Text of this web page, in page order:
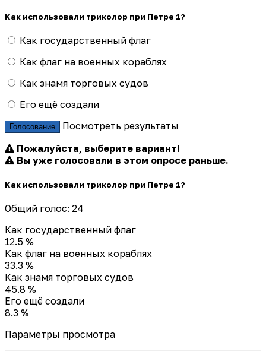
Как использовали триколор при Петре 1?
Как государственный флаг
Как флаг на военных кораблях
Как знамя торговых судов
Его ещё создали
Голосование
Посмотреть результаты
Пожалуйста, выберите вариант!
Вы уже голосовали в этом опросе раньше.
Как использовали триколор при Петре 1?
Общий голос: 24
Как государственный флаг
12.5 %
Как флаг на военных кораблях
33.3 %
Как знамя торговых судов
45.8 %
Его ещё создали
8.3 %
Параметры просмотра